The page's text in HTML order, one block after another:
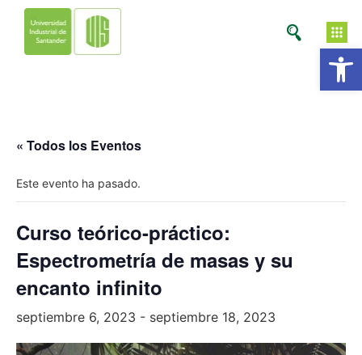
« Todos los Eventos
Este evento ha pasado.
Curso teórico-práctico:
Espectrometría de masas y su
encanto infinito
septiembre 6, 2023 - septiembre 18, 2023